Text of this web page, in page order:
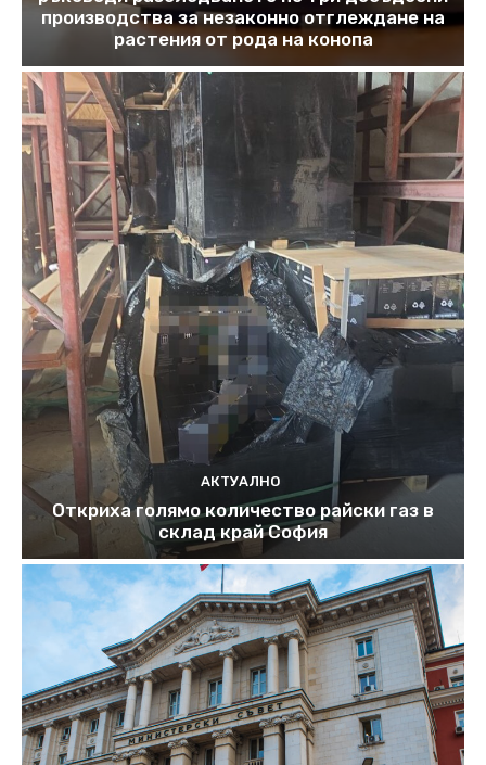
производства за незаконно отглеждане на
растения от рода на конопа
АКТУАЛНО
Откриха голямо количество райски газ в
склад край София